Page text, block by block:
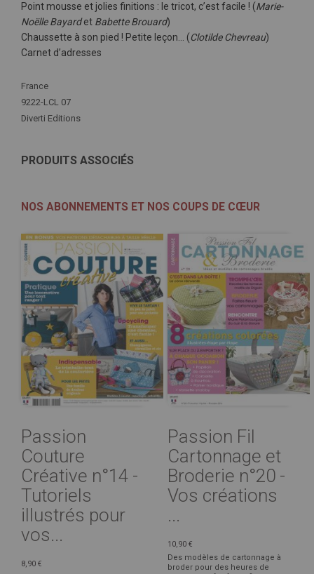
Point mousse et jolies finitions : le tricot, c’est facile ! (Marie-
Noëlle Bayardet Babette Brouard)
Chaussette à son pied ! Petite leçon… (Clotilde Chevreau)
Carnet d’adresses
Plus
d'infos
France
9222-LCL 07
Diverti Editions
PRODUITS ASSOCIÉS
NOS ABONNEMENTS ET NOS COUPS DE CŒUR
Passion
Couture
Créative n°14 -
Tutoriels
illustrés pour
vos...
8,90 €
Passion Fil
Cartonnage et
Broderie n°20 -
Vos créations
...
10,90 €
Des modèles de cartonnage à
broder pour des heures de